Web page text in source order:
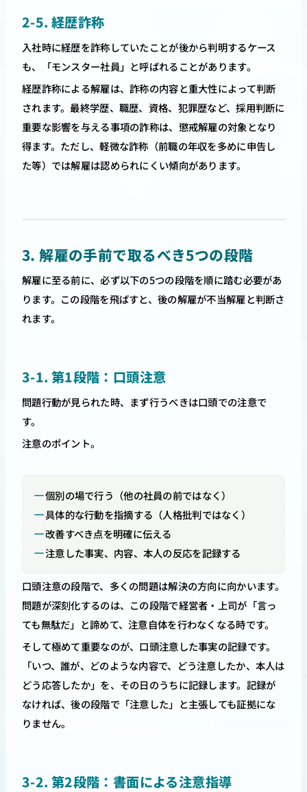
2-5. 経歴詐称
入社時に経歴を詐称していたことが後から判明するケース
も、「モンスター社員」と呼ばれることがあります。
経歴詐称による解雇は、詐称の内容と重大性によって判断
されます。最終学歴、職歴、資格、犯罪歴など、採用判断に
重要な影響を与える事項の詐称は、懲戒解雇の対象となり
得ます。ただし、軽微な詐称（前職の年収を多めに申告し
た等）では解雇は認められにくい傾向があります。
3. 解雇の手前で取るべき5つの段階
解雇に至る前に、必ず以下の5つの段階を順に踏む必要があ
ります。この段階を飛ばすと、後の解雇が不当解雇と判断さ
れます。
3-1. 第1段階：口頭注意
問題行動が見られた時、まず行うべきは口頭での注意で
す。
注意のポイント。
個別の場で行う（他の社員の前ではなく）
具体的な行動を指摘する（人格批判ではなく）
改善すべき点を明確に伝える
注意した事実、内容、本人の反応を記録する
口頭注意の段階で、多くの問題は解決の方向に向かいます。
問題が深刻化するのは、この段階で経営者・上司が「言っ
ても無駄だ」と諦めて、注意自体を行わなくなる時です。
そして極めて重要なのが、口頭注意した事実の記録です。
「いつ、誰が、どのような内容で、どう注意したか、本人は
どう応答したか」を、その日のうちに記録します。記録が
なければ、後の段階で「注意した」と主張しても証拠にな
りません。
3-2. 第2段階：書面による注意指導